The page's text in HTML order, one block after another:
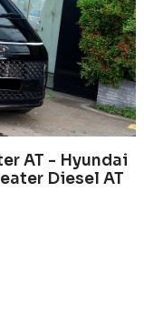
AT - Hyundai
Diesel AT